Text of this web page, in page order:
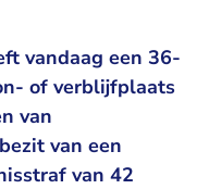
vandaag een 36-
of verblijfplaats
van
van een
van 42